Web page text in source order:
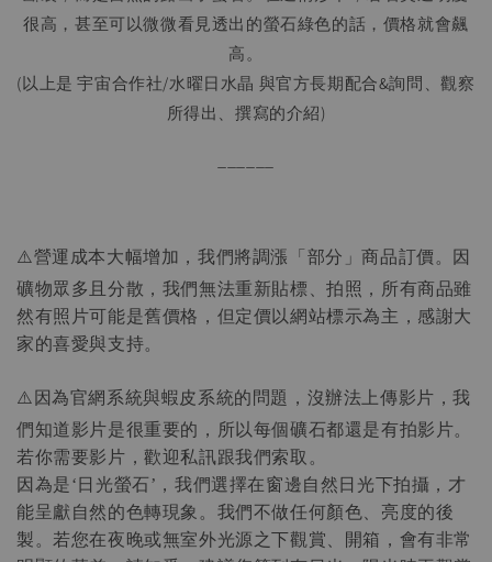
很高，甚至可以微微看見透出的螢石綠色的話，價格就會飆
高。
(以上是 宇宙合作社/水曜日水晶 與官方長期配合&詢問、觀察
所得出、撰寫的介紹)
⚠️營運成本大幅增加，我們將調漲「部分」商品訂價。因
礦物眾多且分散，我們無法重新貼標、拍照，所有商品雖
然有照片可能是舊價格，但定價以網站標示為主，感謝大
家的喜愛與支持。
⚠️因為官網系統與蝦皮系統的問題，沒辦法上傳影片，我
們知道影片是很重要的，所以每個礦石都還是有拍影片。
若你需要影片，歡迎私訊跟我們索取。
因為是‘日光螢石’ ，我們選擇在窗邊自然日光下拍攝，才
能呈獻自然的色轉現象。我們不做任何顏色、亮度的後
製。若您在夜晚或無室外光源之下觀賞、開箱，會有非常